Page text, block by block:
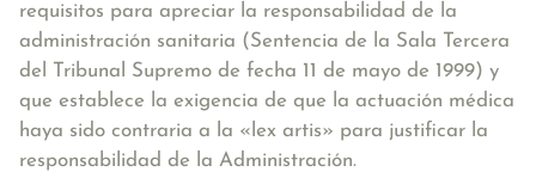
requisitos para apreciar la responsabilidad de la
administración sanitaria (Sentencia de la Sala Tercera
del Tribunal Supremo de fecha 11 de mayo de 1999) y
que establece la exigencia de que la actuación médica
haya sido contraria a la «lex artis» para justificar la
responsabilidad de la Administración.